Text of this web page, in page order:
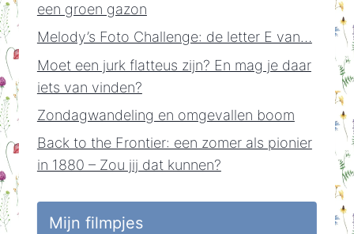
een groen gazon
Melody’s Foto Challenge: de letter E van…
Moet een jurk flatteus zijn? En mag je daar
iets van vinden?
Zondagwandeling en omgevallen boom
Back to the Frontier: een zomer als pionier
in 1880 – Zou jij dat kunnen?
Mijn filmpjes